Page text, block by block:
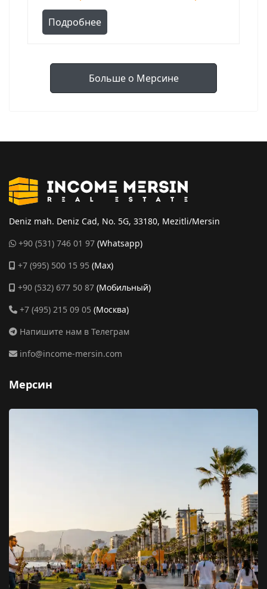
Подробнее
Больше о Мерсине
Deniz mah. Deniz Cad, No. 5G, 33180, Mezitli/Mersin
+90 (531) 746 01 97 (Whatsapp)
+7 (995) 500 15 95 (Max)
+90 (532) 677 50 87 (Мобильный)
+7 (495) 215 09 05 (Москва)
Напишите нам в Телеграм
info@income-mersin.com
Мерсин